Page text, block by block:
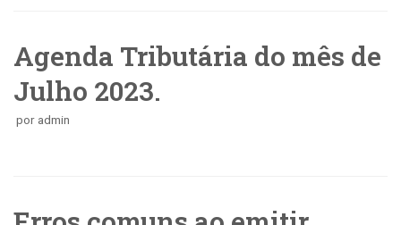
Agenda Tributária do mês de
Julho 2023.
por admin